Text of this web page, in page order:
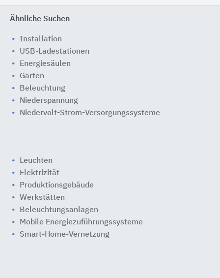
Ähnliche Suchen
Installation
USB-Ladestationen
Energiesäulen
Garten
Beleuchtung
Niederspannung
Niedervolt-Strom-Versorgungssysteme
Leuchten
Elektrizität
Produktionsgebäude
Werkstätten
Beleuchtungsanlagen
Mobile Energiezuführungssysteme
Smart-Home-Vernetzung